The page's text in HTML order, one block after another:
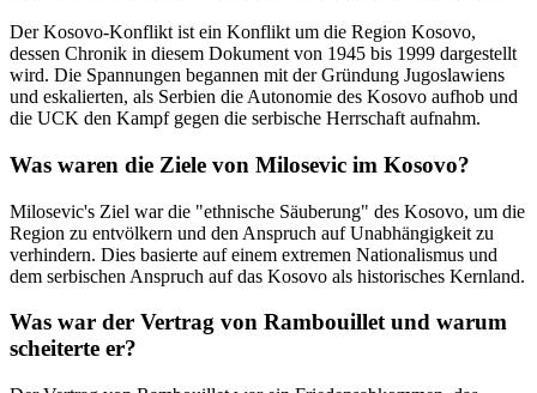
Der Kosovo-Konflikt ist ein Konflikt um die Region Kosovo,
dessen Chronik in diesem Dokument von 1945 bis 1999 dargestellt
wird. Die Spannungen begannen mit der Gründung Jugoslawiens
und eskalierten, als Serbien die Autonomie des Kosovo aufhob und
die UCK den Kampf gegen die serbische Herrschaft aufnahm.
Was waren die Ziele von Milosevic im Kosovo?
Milosevic's Ziel war die "ethnische Säuberung" des Kosovo, um die
Region zu entvölkern und den Anspruch auf Unabhängigkeit zu
verhindern. Dies basierte auf einem extremen Nationalismus und
dem serbischen Anspruch auf das Kosovo als historisches Kernland.
Was war der Vertrag von Rambouillet und warum
scheiterte er?